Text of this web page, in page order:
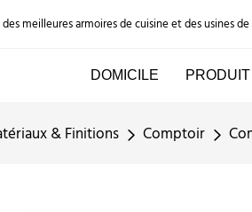
meilleures armoires de cuisine et des usines
DOMICILE PRODUIT
& Finitions Comptoir